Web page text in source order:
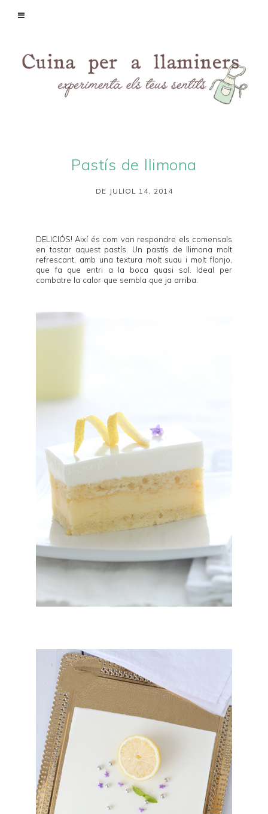
Pastís de llimona
DE JULIOL 14, 2014
DELICIÓS! Així és com van respondre els comensals
en tastar aquest pastís. Un pastís de llimona molt
refrescant, amb una textura molt suau i molt flonjo,
que fa que entri a la boca quasi sol. Ideal per
combatre la calor que sembla que ja arriba.